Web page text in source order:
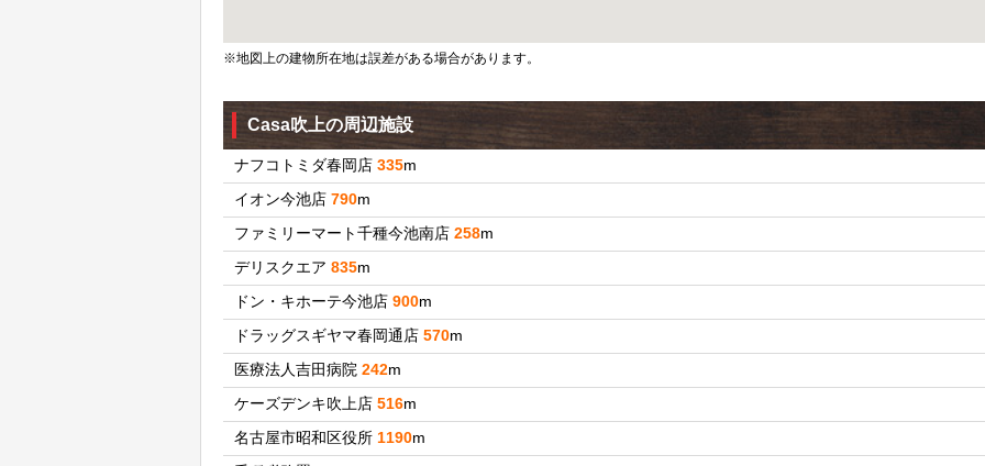
※地図上の建物所在地は誤差がある場合があります。
Casa吹上の周辺施設
ナフコトミダ春岡店 335m
イオン今池店 790m
ファミリーマート千種今池南店 258m
デリスクエア 835m
ドン・キホーテ今池店 900m
ドラッグスギヤマ春岡通店 570m
医療法人吉田病院 242m
ケーズデンキ吹上店 516m
名古屋市昭和区役所 1190m